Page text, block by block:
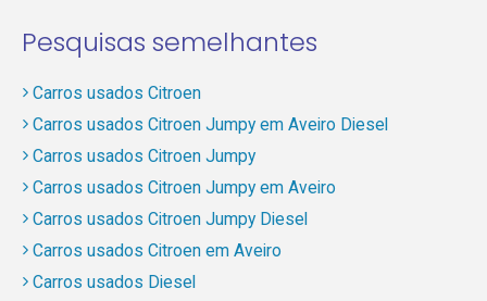
Pesquisas semelhantes
Carros usados Citroen
Carros usados Citroen Jumpy em Aveiro Diesel
Carros usados Citroen Jumpy
Carros usados Citroen Jumpy em Aveiro
Carros usados Citroen Jumpy Diesel
Carros usados Citroen em Aveiro
Carros usados Diesel